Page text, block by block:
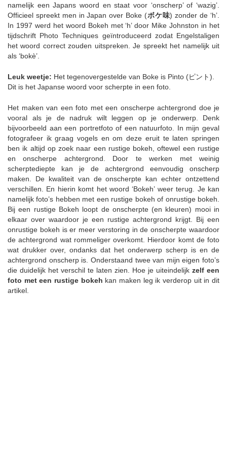
namelijk een Japans woord en staat voor ‘onscherp’ of ‘wazig’.
Officieel spreekt men in Japan over Boke (ボケ味) zonder de ‘h’.
In 1997 werd het woord Bokeh met ‘h’ door Mike Johnston in het
tijdschrift Photo Techniques geïntroduceerd zodat Engelstaligen
het woord correct zouden uitspreken. Je spreekt het namelijk uit
als ‘bokè’.
Leuk weetje: Het tegenovergestelde van Boke is Pinto (ピント).
Dit is het Japanse woord voor scherpte in een foto.
Het maken van een foto met een onscherpe achtergrond doe je
vooral als je de nadruk wilt leggen op je onderwerp. Denk
bijvoorbeeld aan een portretfoto of een natuurfoto. In mijn geval
fotografeer ik graag vogels en om deze eruit te laten springen
ben ik altijd op zoek naar een rustige bokeh, oftewel een rustige
en onscherpe achtergrond. Door te werken met weinig
scherptediepte kan je de achtergrond eenvoudig onscherp
maken. De kwaliteit van de onscherpte kan echter ontzettend
verschillen. En hierin komt het woord ‘Bokeh’ weer terug. Je kan
namelijk foto’s hebben met een rustige bokeh of onrustige bokeh.
Bij een rustige Bokeh loopt de onscherpte (en kleuren) mooi in
elkaar over waardoor je een rustige achtergrond krijgt. Bij een
onrustige bokeh is er meer verstoring in de onscherpte waardoor
de achtergrond wat rommeliger overkomt. Hierdoor komt de foto
wat drukker over, ondanks dat het onderwerp scherp is en de
achtergrond onscherp is. Onderstaand twee van mijn eigen foto’s
die duidelijk het verschil te laten zien. Hoe je uiteindelijk zelf een
foto met een rustige bokeh kan maken leg ik verderop uit in dit
artikel.